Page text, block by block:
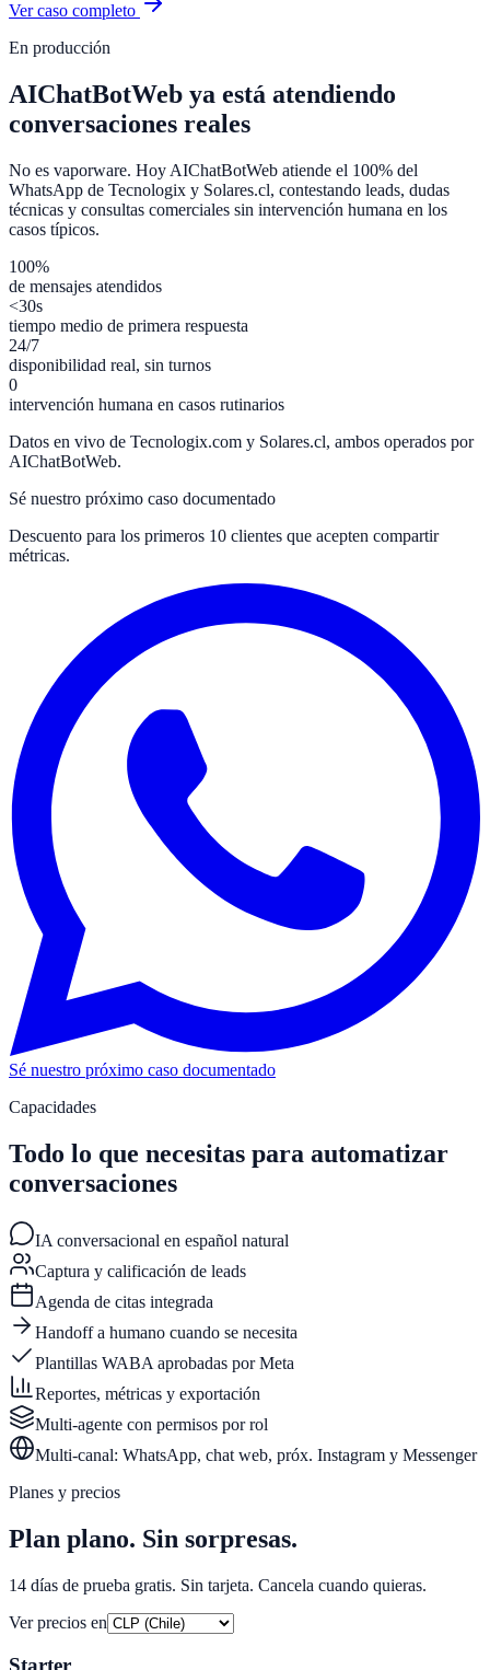
Ver caso completo
En producción
AIChatBotWeb ya está atendiendo
conversaciones reales
No es vaporware. Hoy AIChatBotWeb atiende el 100% del
WhatsApp de Tecnologix y Solares.cl, contestando leads, dudas
técnicas y consultas comerciales sin intervención humana en los
casos típicos.
100%
de mensajes atendidos
<30s
tiempo medio de primera respuesta
24/7
disponibilidad real, sin turnos
0
intervención humana en casos rutinarios
Datos en vivo de Tecnologix.com y Solares.cl, ambos operados por
AIChatBotWeb.
Sé nuestro próximo caso documentado
Descuento para los primeros 10 clientes que acepten compartir
métricas.
Sé nuestro próximo caso documentado
Capacidades
Todo lo que necesitas para automatizar
conversaciones
IA conversacional en español natural
Captura y calificación de leads
Agenda de citas integrada
Handoff a humano cuando se necesita
Plantillas WABA aprobadas por Meta
Reportes, métricas y exportación
Multi-agente con permisos por rol
Multi-canal: WhatsApp, chat web, próx. Instagram y Messenger
Planes y precios
Plan plano. Sin sorpresas.
14 días de prueba gratis. Sin tarjeta. Cancela cuando quieras.
Ver precios en